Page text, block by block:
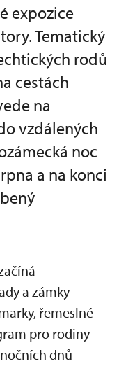
expozice
Tematický
rodů
cestách
na
vzdálených
noc
a na konci
a zámky
řemeslné
pro rodiny
dnů